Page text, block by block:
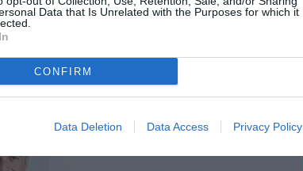
Data that Is Unrelated with the Purposes for which it
CONFIRM
Data Deletion Data Access Privacy Policy
VISI 2 ŽMONĖS